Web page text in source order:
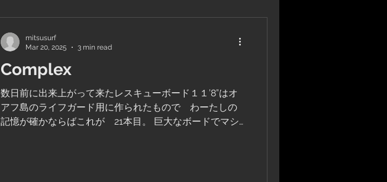
Complex
数日前に出来上がって来たレスキューボード１１’8”はオ
アフ島のライフガード用に作られたもので わーたしの
記憶が確かならばこれが 21本目。 巨大なボードでマシ
mitsusurf
Mar 20, 2025
3 min read